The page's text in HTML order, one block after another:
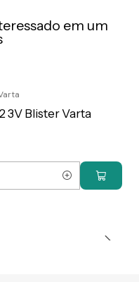
em um
3V Blister Varta